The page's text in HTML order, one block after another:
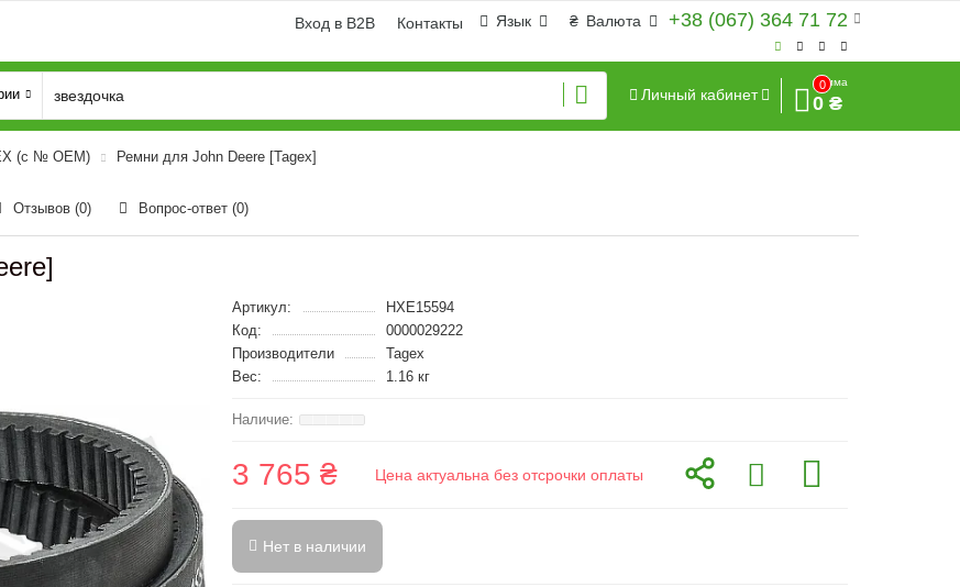
+38 (067) 364 71 72
₴ Валюта
Язык
Вход в B2B Контакты
Личный кабинет
0
Сумма
0 ₴
(с № OEM) Ремни для John Deere [Tagex]
Отзывов (0) Вопрос-ответ (0)
Артикул:
HXE15594
Код:
0000029222
Производители
Tagex
Вес:
1.16 кг
3 765 ₴ Цена актуальна без отсрочки оплаты
Нет в наличии